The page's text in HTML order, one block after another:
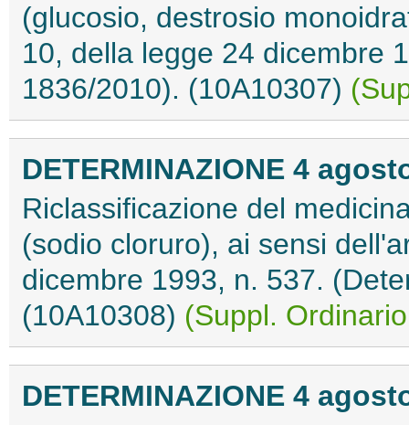
(glucosio, destrosio
10, della legge 24 dicembre
1836/2010). (10A10307)
DETERMINAZIONE 4
Riclassificazione del
(sodio cloruro), ai sensi
dicembre 1993, n. 537.
(10A10308) (Suppl.
DETERMINAZIONE 4